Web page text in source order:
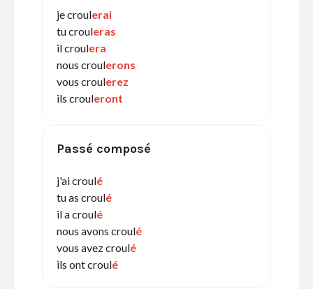
je croulerai
tu crouleras
il croulera
nous croulerons
vous croulerez
ils crouleront
Passé composé
j'ai croulé
tu as croulé
il a croulé
nous avons croulé
vous avez croulé
ils ont croulé